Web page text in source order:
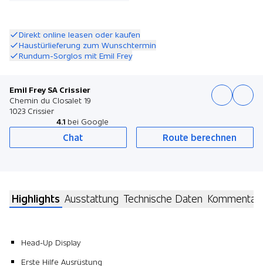
Direkt online leasen oder kaufen
Haustürlieferung zum Wunschtermin
Rundum-Sorglos mit Emil Frey
Emil Frey SA Crissier
Chemin du Closalet 19
1023 Crissier
4.1 bei Google
Chat Route berechnen
Highlights Ausstattung Technische Daten Kommentar
Head-Up Display
Erste Hilfe Ausrüstung